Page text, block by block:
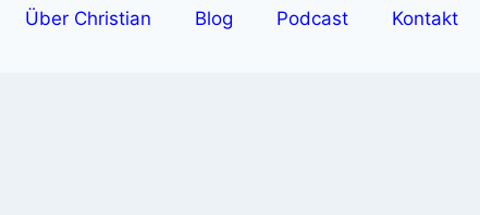
Über Christian Blog Podcast Kontakt